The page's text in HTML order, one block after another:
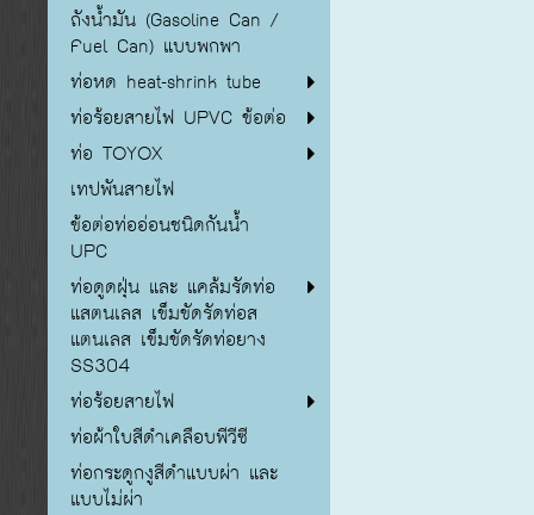
ถังน้ำมัน (Gasoline Can /
Fuel Can) แบบพกพา
ท่อหด heat-shrink tube
ท่อร้อยสายไฟ UPVC ข้อต่อ
ท่อ TOYOX
เทปพันสายไฟ
ข้อต่อท่ออ่อนชนิดกันน้ำ
UPC
ท่อดูดฝุ่น และ แคล้มรัดท่อ
แสตนเลส เข็มขัดรัดท่อส
แตนเลส เข็มขัดรัดท่อยาง
SS304
ท่อร้อยสายไฟ
ท่อผ้าใบสีดำเคลือบพีวีซี
ท่อกระดูกงูสีดำแบบผ่า และ
แบบไม่ผ่า